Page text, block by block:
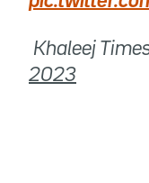
 Khaleej
2023